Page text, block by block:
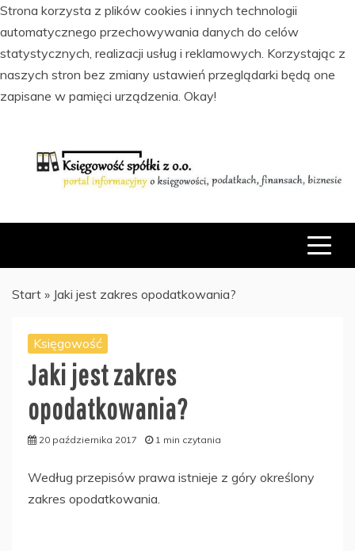
Strona korzysta z plików cookies i innych technologii
automatycznego przechowywania danych do celów
statystycznych, realizacji usług i reklamowych. Korzystając z
naszych stron bez zmiany ustawień przeglądarki będą one
zapisane w pamięci urządzenia. Okay!
FINANSACH I BIZNESIE
Start » Jaki jest zakres opodatkowania?
Księgowość
Jaki jest zakres
opodatkowania?
20 października 2017 1 min czytania
Według przepisów prawa istnieje z góry określony
zakres opodatkowania.